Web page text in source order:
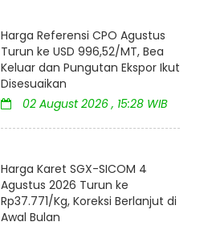
Harga Referensi CPO Agustus
Turun ke USD 996,52/MT, Bea
Keluar dan Pungutan Ekspor Ikut
Disesuaikan
02 August 2026 , 15:28 WIB
Harga Karet SGX-SICOM 4
Agustus 2026 Turun ke
Rp37.771/Kg, Koreksi Berlanjut di
Awal Bulan